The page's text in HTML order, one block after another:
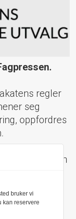
regler
seg
oppfordres
et klageorgan
som
bruker vi
kan reservere